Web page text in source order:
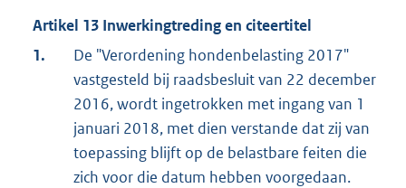
Artikel 13 Inwerkingtreding en citeertitel
1.
De "Verordening hondenbelasting 2017"
vastgesteld bij raadsbesluit van 22 december
2016, wordt ingetrokken met ingang van 1
januari 2018, met dien verstande dat zij van
toepassing blijft op de belastbare feiten die
zich voor die datum hebben voorgedaan.